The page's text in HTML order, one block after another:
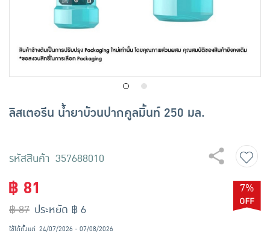
ขนมขบเคี้ยว และช็อคโกแลต
อาหารสด ผัก ผลไม้และเบเกอรี่
ลิสเตอรีน น้ำยาบ้วนปากคูลมิ้นท์ 250 มล.
รหัสสินค้า 357688010
฿ 81
฿ 87
7%
ประหยัด ฿ 6
ใช้ได้ตั้งแต่ 24/07/2026 - 07/08/2026